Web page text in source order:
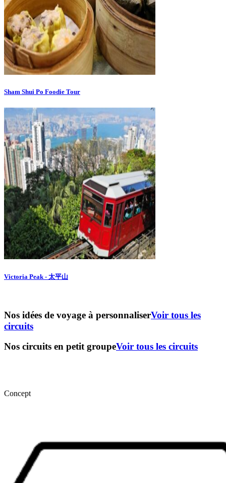
Sham Shui Po Foodie Tour
Victoria Peak - 太平山
Nos idées de voyage à personnaliserVoir tous les
circuits
Nos circuits en petit groupeVoir tous les circuits
Concept